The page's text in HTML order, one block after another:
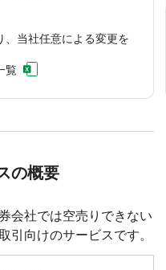
、当社任意による変更を
覧
の概要
会社では空売りできない
引向けのサービスです。